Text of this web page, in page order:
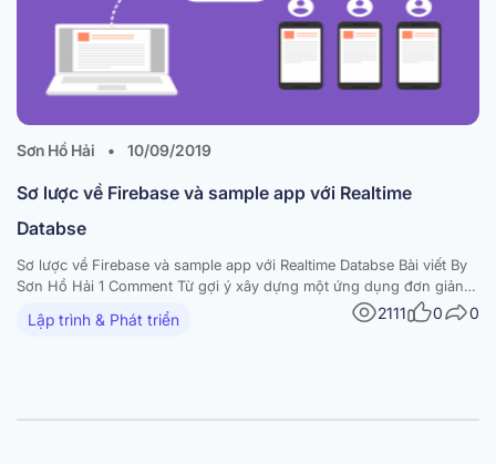
Sơn Hồ Hải • 10/09/2019
Sơ lược về Firebase và sample app với Realtime
Databse
Sơ lược về Firebase và sample app với Realtime Databse Bài viết By
Sơn Hồ Hải 1 Comment Từ gợi ý xây dựng một ứng dụng đơn giản
chia sẻ sách trong VTI Japan, mình được biết tới Firebase. Hôm nay
mình xin được chia sẻ một ít điều đã…
Lập trình & Phát triển 2111 0 0